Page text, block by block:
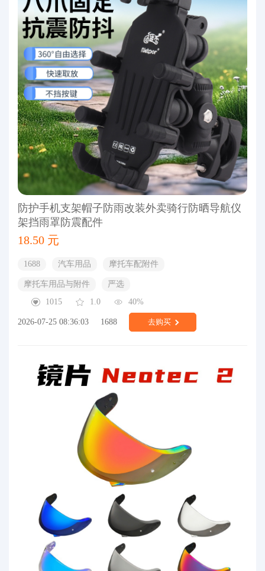
防护手机支架帽子防雨改装外卖骑行防晒导航仪
架挡雨罩防震配件
18.50 元
1688 汽车用品 摩托车配附件
摩托车用品与附件
严选
1015
1.0 40%
2026-07-25 08:36:03 1688 去购买